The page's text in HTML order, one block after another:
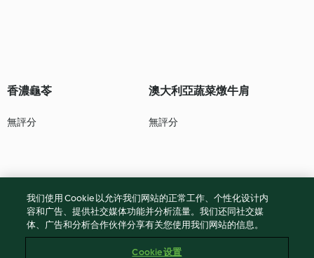
香濃龜苓
無評分
澳大利亞蔬菜燉牛肩
無評分
我们使用 Cookie 以允许我们网站的正常工作、个性化设计内
容和广告、提供社交媒体功能并分析流量。我们还同社交媒
体、广告和分析合作伙伴分享有关您使用我们网站的信息。
Cookie 设置